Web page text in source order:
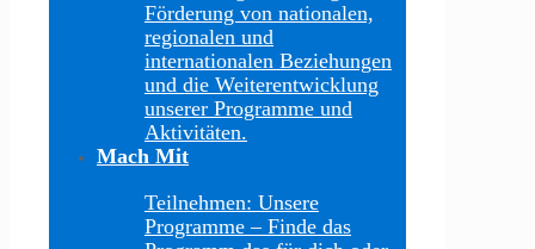
Förderung von nationalen,
regionalen und
internationalen Beziehungen
und die Weiterentwicklung
unserer Programme und
Aktivitäten.
Mach Mit
Teilnehmen: Unsere
Programme – Finde das